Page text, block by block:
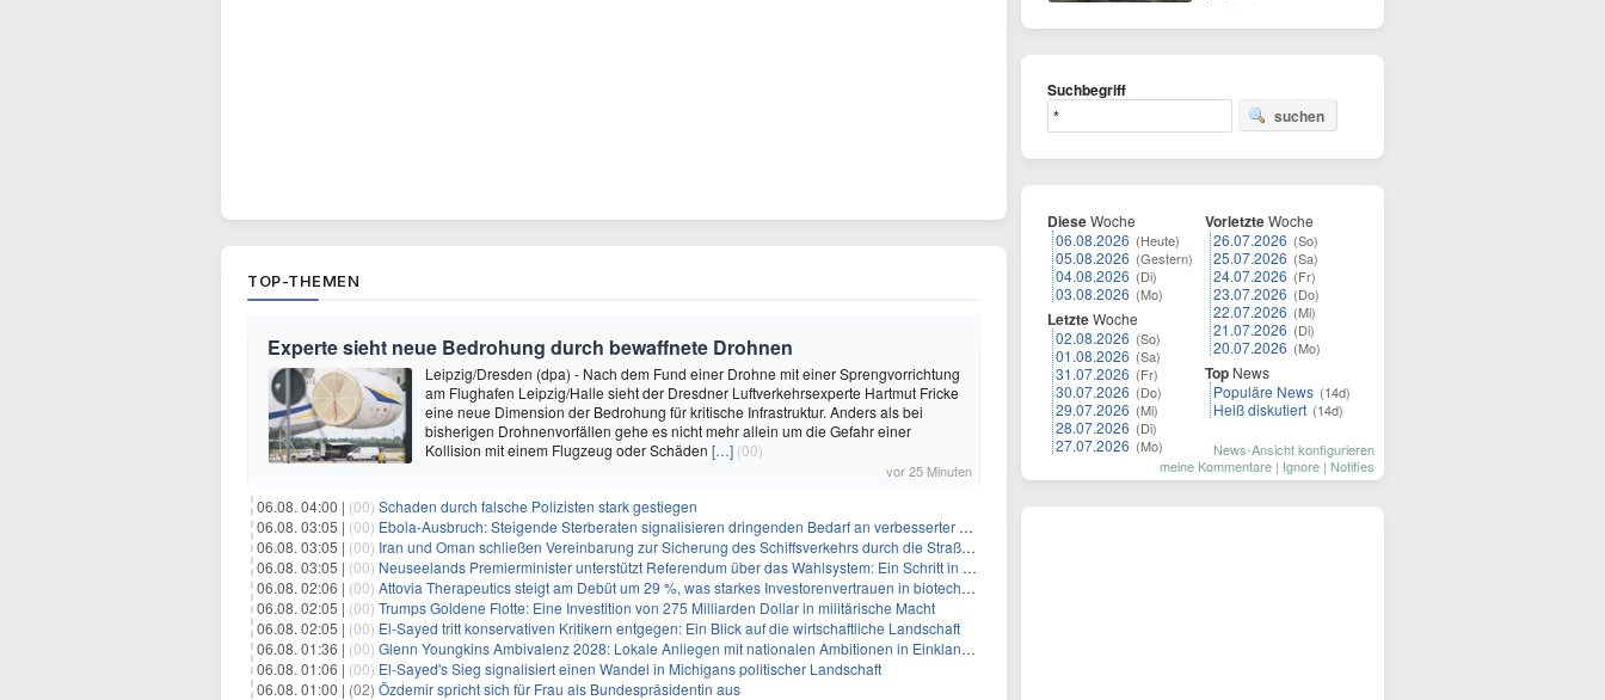
TOP-THEMEN
Experte sieht neue Bedrohung durch bewaffnete Drohnen
Leipzig/Dresden (dpa) - Nach dem Fund einer Drohne mit einer Sprengvorrichtung
am Flughafen Leipzig/Halle sieht der Dresdner Luftverkehrsexperte Hartmut Fricke
eine neue Dimension der Bedrohung für kritische Infrastruktur. Anders als bei
bisherigen Drohnenvorfällen gehe es nicht mehr allein um die Gefahr einer
Kollision mit einem Flugzeug oder Schäden […] (00)
vor 25 Minuten
06.08. 04:00 | (00) Schaden durch falsche Polizisten stark gestiegen
06.08. 03:05 | (00) Ebola-Ausbruch: Steigende Sterberaten signalisieren dringenden Bedarf an verbesserter Gesundheitsinfrastruktur
06.08. 03:05 | (00) Iran und Oman schließen Vereinbarung zur Sicherung des Schiffsverkehrs durch die Straße von Hormuz
06.08. 03:05 | (00) Neuseelands Premierminister unterstützt Referendum über das Wahlsystem: Ein Schritt in Richtung verbesserter demokratischer Beteiligung
06.08. 02:06 | (00) Attovia Therapeutics steigt am Debüt um 29 %, was starkes Investorenvertrauen in biotechnologische Innovation signalisiert
06.08. 02:05 | (00) Trumps Goldene Flotte: Eine Investition von 275 Milliarden Dollar in militärische Macht
06.08. 02:05 | (00) El-Sayed tritt konservativen Kritikern entgegen: Ein Blick auf die wirtschaftliche Landschaft
06.08. 01:36 | (00) Glenn Youngkins Ambivalenz 2028: Lokale Anliegen mit nationalen Ambitionen in Einklang bringen
06.08. 01:06 | (00) El-Sayed's Sieg signalisiert einen Wandel in Michigans politischer Landschaft
06.08. 01:00 | (02) Özdemir spricht sich für Frau als Bundespräsidentin aus
Suchbegriff
suchen
DieseWoche
06.08.2026 (Heute)
05.08.2026 (Gestern)
04.08.2026 (Di)
03.08.2026 (Mo)
LetzteWoche
02.08.2026 (So)
01.08.2026 (Sa)
31.07.2026 (Fr)
30.07.2026 (Do)
29.07.2026 (Mi)
28.07.2026 (Di)
27.07.2026 (Mo)
VorletzteWoche
26.07.2026 (So)
25.07.2026 (Sa)
24.07.2026 (Fr)
23.07.2026 (Do)
22.07.2026 (Mi)
21.07.2026 (Di)
20.07.2026 (Mo)
Top News
Populäre News (14d)
Heiß diskutiert (14d)
News-Ansicht konfigurieren
meine Kommentare | Ignore | Notifies